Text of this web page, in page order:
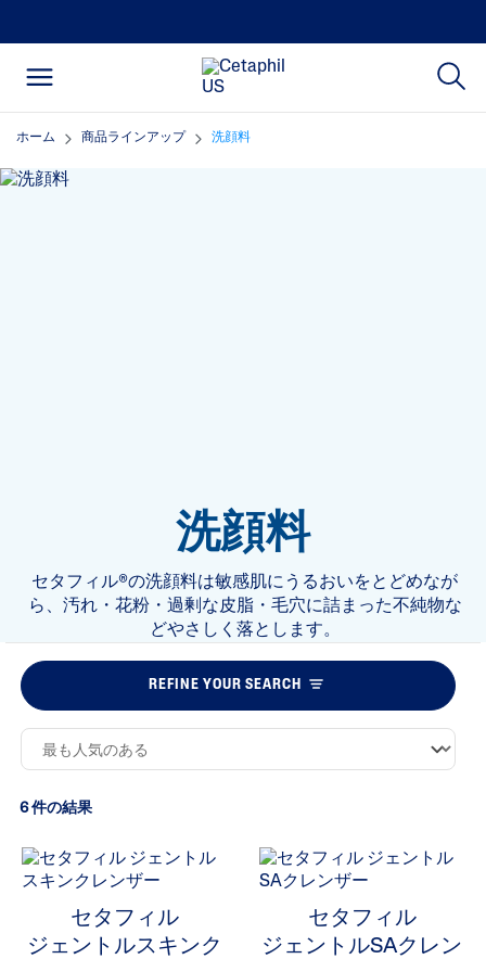
ホーム 商品ラインアップ 洗顔料
洗顔料
セタフィル®の洗顔料は敏感肌にうるおいをとどめなが
ら、汚れ・花粉・過剰な皮脂・毛穴に詰まった不純物な
どやさしく落とします。
REFINE YOUR SEARCH
6 件の結果
セタフィル
ジェントルスキンク
セタフィル
ジェントルSAクレン